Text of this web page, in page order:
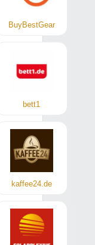
BuyBestGear
bett1
kaffee24.de